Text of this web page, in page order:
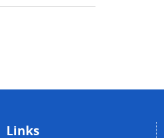
Links